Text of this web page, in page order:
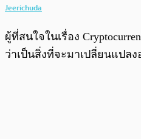
Jeerichuda
ผู้ที่สนใจในเรื่อง
ว่าเป็นสิ่งที่จะมาเปลี่ยนแปล